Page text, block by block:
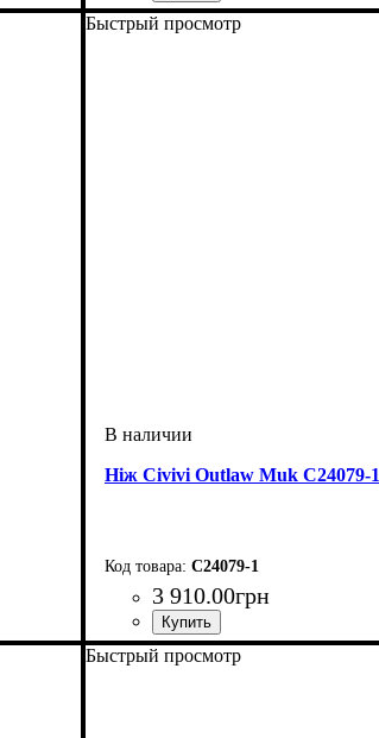
Быстрый просмотр
Ніж Civivi Outlaw Muk C24079-1
C24079-1
3 910.00грн
Быстрый просмотр